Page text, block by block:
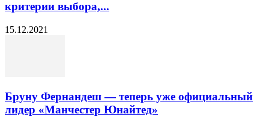
критерии выбора,...
15.12.2021
Бруну Фернандеш — теперь уже официальный
лидер «Манчестер Юнайтед»